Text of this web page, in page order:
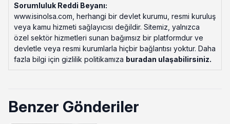
Sorumluluk Reddi Beyanı:
www.isinolsa.com, herhangi bir devlet kurumu, resmi kuruluş
veya kamu hizmeti sağlayıcısı değildir. Sitemiz, yalnızca
özel sektör hizmetleri sunan bağımsız bir platformdur ve
devletle veya resmi kurumlarla hiçbir bağlantısı yoktur. Daha
fazla bilgi için gizlilik politikamıza buradan ulaşabilirsiniz.
Benzer Gönderiler